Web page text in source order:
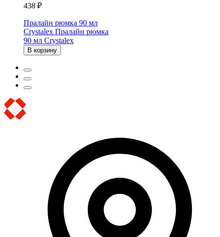
438 ₽
Пралайн рюмка 90 мл
Crystalex Пралайн рюмка
90 мл Crystalex
В корзину